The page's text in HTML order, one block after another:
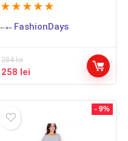
★ ★ ★ ★ ★
FashionDays
284lei
Prețul
inițial
284 lei.
258 lei
curent
- 9%